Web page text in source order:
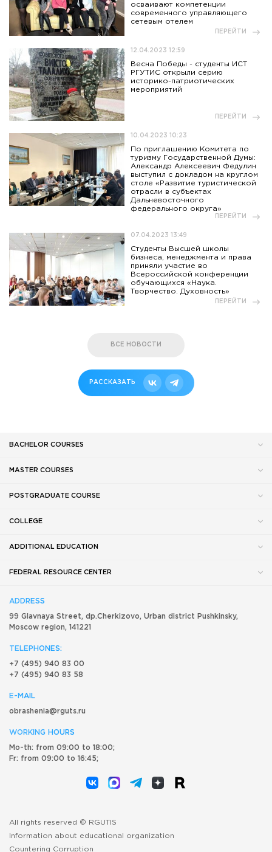
осваивают компетенции
современного управляющего
сетевым отелем
ПЕРЕЙТИ
12.04.2023 12:59
Весна Победы - студенты ИСТ
РГУТИС открыли серию
историко-патриотических
мероприятий
ПЕРЕЙТИ
10.04.2023 10:23
По приглашению Комитета по
туризму Государственной Думы:
Александр Алексеевич Федулин
выступил с докладом на круглом
столе «Развитие туристической
отрасли в субъектах
Дальневосточного
федерального округа»
ПЕРЕЙТИ
07.04.2023 13:49
Студенты Высшей школы
бизнеса, менеджмента и права
приняли участие во
Всероссийской конференции
обучающихся «Наука.
Творчество. Духовность»
ПЕРЕЙТИ
ВСЕ НОВОСТИ
РАССКАЗАТЬ
BACHELOR COURSES
MASTER COURSES
POSTGRADUATE COURSE
COLLEGE
ADDITIONAL EDUCATION
FEDERAL RESOURCE CENTER
ADDRESS
99 Glavnaya Street, dp.Cherkizovo, Urban district Pushkinsky,
Moscow region, 141221
TELEPHONES:
+7 (495) 940 83 00
+7 (495) 940 83 58
E-MAIL
obrashenia@rguts.ru
WORKING HOURS
Mo-th: from 09:00 to 18:00;
Fr: from 09:00 to 16:45;
All rights reserved © RGUTIS
Information about educational organization
Countering Corruption